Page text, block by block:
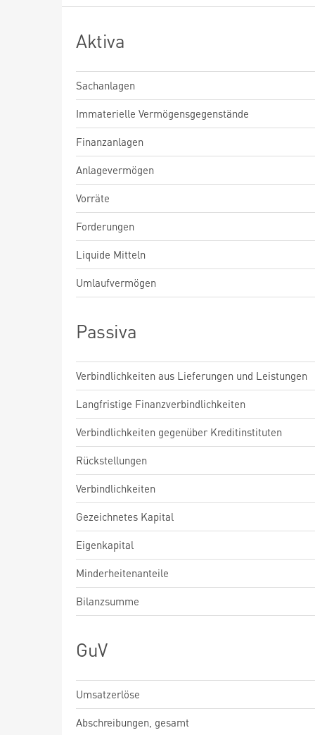
Aktiva
Sachanlagen
Immaterielle Vermögensgegenstände
Finanzanlagen
Anlagevermögen
Vorräte
Forderungen
Liquide Mitteln
Umlaufvermögen
Passiva
Verbindlichkeiten aus Lieferungen und Leistungen
Langfristige Finanzverbindlichkeiten
Verbindlichkeiten gegenüber Kreditinstituten
Rückstellungen
Verbindlichkeiten
Gezeichnetes Kapital
Eigenkapital
Minderheitenanteile
Bilanzsumme
GuV
Umsatzerlöse
Abschreibungen, gesamt